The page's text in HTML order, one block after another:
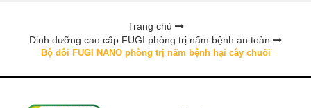
Trang chủ
Dinh dưỡng cao cấp FUGI phòng trị nấm bệnh an toàn
Bộ đôi FUGI NANO phòng trị nấm bệnh hại cây chuối